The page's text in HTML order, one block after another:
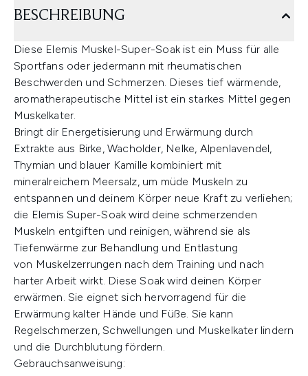
BESCHREIBUNG
Diese Elemis Muskel-Super-Soak ist ein Muss für alle
Sportfans oder jedermann mit rheumatischen
Beschwerden und Schmerzen. Dieses tief wärmende,
aromatherapeutische Mittel ist ein starkes Mittel gegen
Muskelkater.
Bringt dir Energetisierung und Erwärmung durch
Extrakte aus Birke, Wacholder, Nelke, Alpenlavendel,
Thymian und blauer Kamille kombiniert mit
mineralreichem Meersalz, um müde Muskeln zu
entspannen und deinem Körper neue Kraft zu verliehen;
die Elemis Super-Soak wird deine schmerzenden
Muskeln entgiften und reinigen, während sie als
Tiefenwärme zur Behandlung und Entlastung
von Muskelzerrungen nach dem Training und nach
harter Arbeit wirkt. Diese Soak wird deinen Körper
erwärmen. Sie eignet sich hervorragend für die
Erwärmung kalter Hände und Füße. Sie kann
Regelschmerzen, Schwellungen und Muskelkater lindern
und die Durchblutung fördern.
Gebrauchsanweisung: